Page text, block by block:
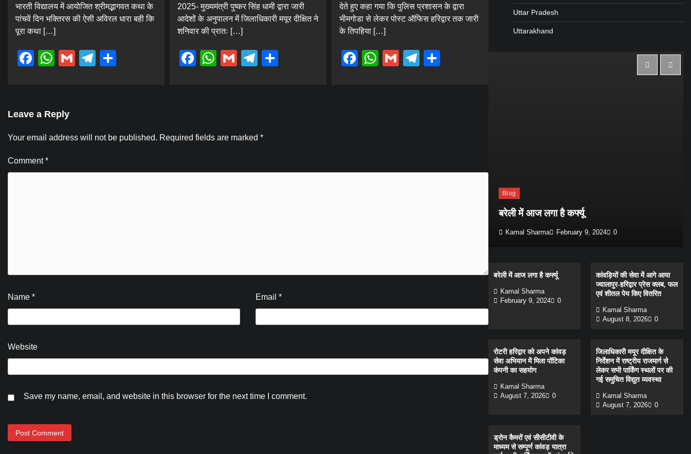
भारती विद्यालय में आयोजित श्रीमद्भागवत कथा के
पांचवें दिन भक्तिरस की ऐसी अविरल धारा बही कि
पूरा कथा […]
Facebook
WhatsApp
GmailTelegram
2025- मुख्यमंत्री पुष्कर सिंह धामी द्वारा जारी
आदेशों के अनुपालन में जिलाधिकारी मयूर दीक्षित ने
शनिवार की प्रातः […]
Facebook
WhatsApp
GmailTelegram
देते हुए कहा गया कि पुलिस प्रशासन के द्वारा
भीमगोडा से लेकर पोस्ट ऑफिस हरिद्वार तक जारी
के तिपहिया […]
Facebook
WhatsApp
GmailTelegram
Leave a Reply
Your email address will not be published. Required fields are marked *
Comment*
Name * Email*
Website
Save my name, email, and website in this browser for the next time I comment.
Uttar Pradesh
Uttarakhand
Blog
बरेली में आज लगा है कर्फ्यू
Kamal Sharma February 9, 2024 0
बरेली में आज लगा है कर्फ्यू
Kamal Sharma
February 9, 2024
0
कांवड़ियों की सेवा में आगे आया
ज्वालापुर-हरिद्वार प्रेस क्लब, फल
एवं शीतल पेय किए वितरित
Kamal Sharma
August 8, 2026
0
रोटरी हरिद्वार को अपने कांवड़
सेवा अभियान में मिला पोंटिका
कंपनी का सहयोग
Kamal Sharma
August 7, 2026
0
जिलाधिकारी मयूर दीक्षित के
निर्देशन में राष्ट्रीय राजमार्ग से
लेकर सभी पार्किंग स्थलों पर की
गई समुचित विद्युत व्यवस्था
Kamal Sharma
August 7, 2026
0
ड्रोन कैमरों एवं सीसीटीवी के
माध्यम से सम्पूर्ण कांवड़ यात्रा